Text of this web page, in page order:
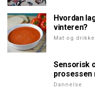
Hvordan
vinteren?
Mat og drikke
Sensorisk
prosessen
Dannelse